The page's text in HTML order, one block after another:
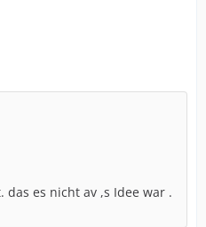
es nicht av ,s Idee war .